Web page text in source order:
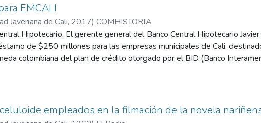
EMCALI
Javeriana de Cali, 2017) COMHISTORIA
Hipotecario. El gerente general del Banco Central Hipotecario
de $250 millones para las empresas municipales de Cali,
colombiana del plan de crédito otorgado por el BID (Banco
del acueducto y alcantarillado de esta capital.
empleados en la filmación de la novela